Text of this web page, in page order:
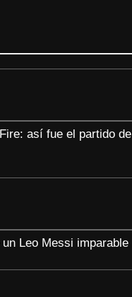
así fue el partido de
Leo Messi imparable